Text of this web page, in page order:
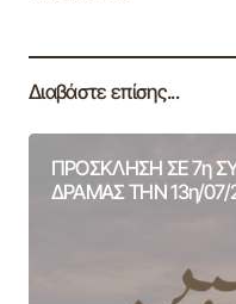
Διαβάστε επίσης...
ΠΡΟΣΚΛΗΣΗ ΣΕ 7η
ΔΡΑΜΑΣ ΤΗΝ 13η/07/